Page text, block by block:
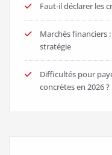
Faut-il déclarer les
Marchés financiers
stratégie
Difficultés pour
concrètes en 2026 ?